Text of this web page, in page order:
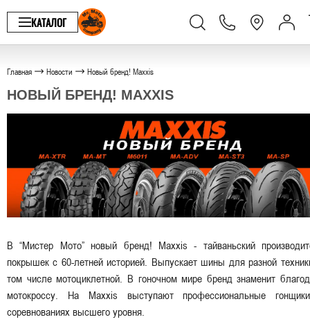
КАТАЛОГ
Главная Новости Новый бренд! Maxxis
НОВЫЙ БРЕНД! MAXXIS
В “Мистер Мото” новый бренд! Maxxis - тайваньский
покрышек с 60-летней историей. Выпускает шины для разной
том числе мотоциклетной. В гоночном мире бренд знаменит
мотокроссу. На Maxxis выступают профессиональные
соревнованиях высшего уровня.